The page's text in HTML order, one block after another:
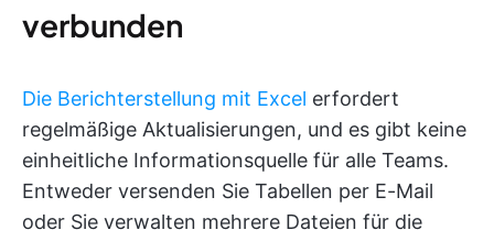
verbunden
Die Berichterstellung mit Excel erfordert
regelmäßige Aktualisierungen, und es gibt keine
einheitliche Informationsquelle für alle Teams.
Entweder versenden Sie Tabellen per E-Mail
oder Sie verwalten mehrere Dateien für die